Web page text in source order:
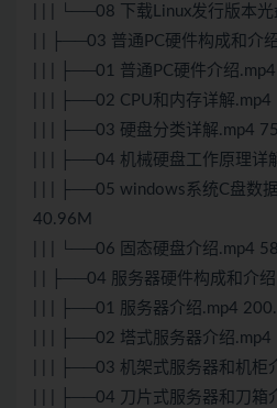
| | | └──08 下载Linux发行版本
| | ├──03 普通PC硬件构成和介
| | | ├──01 普通PC硬件介绍
| | | ├──02 CPU和内存详解.mp4
| | | ├──03 硬盘分类详解.mp4
| | | ├──04 机械硬盘工作原理详
| | | ├──05 windows系统C盘数
40.96M
| | | └──06 固态硬盘介绍.mp4
| | ├──04 服务器硬件构成和介绍
| | | ├──01 服务器介绍.mp4
| | | ├──02 塔式服务器介绍.mp4
| | | ├──03 机架式服务器和机柜
| | | ├──04 刀片式服务器和刀箱